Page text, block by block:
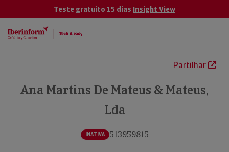
Teste gratuito 15 dias Insight View
Partilhar
Ana Martins De Mateus & Mateus,
Lda
INATIVA 513959815